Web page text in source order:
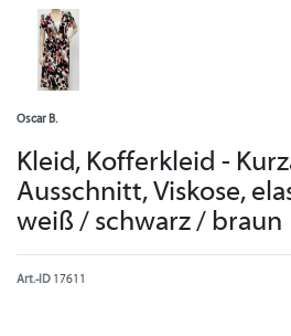
Oscar B.
Kleid, Kofferkleid -
Ausschnitt, Viskose,
weiß / schwarz / braun
Art.-ID 17611